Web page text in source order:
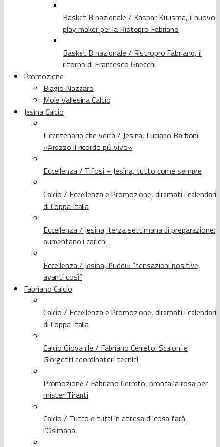
Basket B nazionale / Kaspar Kuusma, il nuovo
play maker per la Ristopro Fabriano
Basket B nazionale / Ristropro Fabriano, il
ritorno di Francesco Gnecchi
Promozione
Biagio Nazzaro
Moie Vallesina Calcio
Jesina Calcio
Il centenario che verrà / Jesina, Luciano Barboni:
«Arezzo il ricordo più vivo»
Eccellenza / Tifosi – Jesina, tutto come sempre
Calcio / Eccellenza e Promozione, diramati i calendari
di Coppa Italia
Eccellenza / Jesina, terza settimana di preparazione:
aumentano i carichi
Eccellenza / Jesina, Puddu: “sensazioni positive,
avanti così”
Fabriano Calcio
Calcio / Eccellenza e Promozione, diramati i calendari
di Coppa Italia
Calcio Giovanile / Fabriano Cerreto: Scaloni e
Giorgetti coordinatori tecnici
Promozione / Fabriano Cerreto, pronta la rosa per
mister Tiranti
Calcio / Tutto e tutti in attesa di cosa farà
l’Osimana